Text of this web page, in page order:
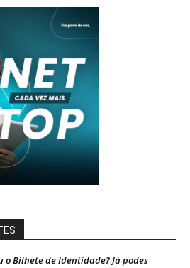
o Bilhete de Identidade? Já podes